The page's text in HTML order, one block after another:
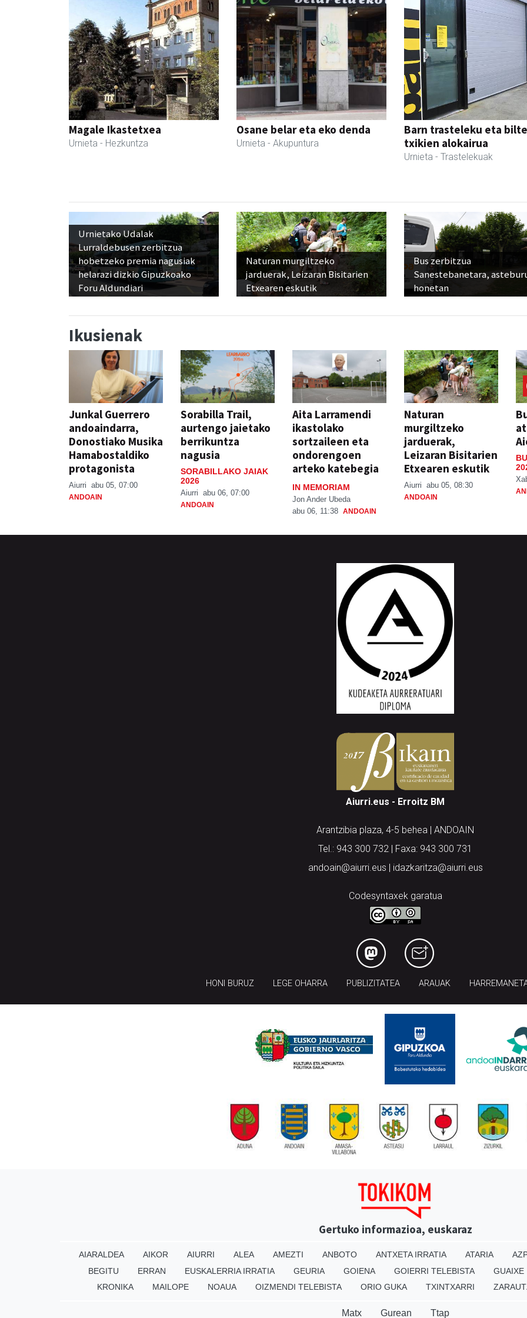
Magale Ikastetxea
Urnieta - Hezkuntza
Osane belar eta eko denda
Urnieta - Akupuntura
Barn trasteleku eta
txikien alokairua
Urnieta - Trastelekuak
Urnietako Udalak
Lurraldebusen zerbitzua
hobetzeko premia nagusiak
helarazi dizkio Gipuzkoako
Foru Aldundiari
Naturan murgiltzeko
jarduerak, Leizaran Bisitarien
Etxearen eskutik
Bus zerbitzua
Sanestebanetara,
honetan
Ikusienak
Junkal Guerrero
andoaindarra,
Donostiako Musika
Hamabostaldiko
protagonista
Aiurri abu 05, 07:00
ANDOAIN
Sorabilla Trail,
aurtengo jaietako
berrikuntza
nagusia
SORABILLAKO JAIAK
2026
Aiurri abu 06, 07:00
ANDOAIN
Aita Larramendi
ikastolako
sortzaileen eta
ondorengoen
arteko katebegia
IN MEMORIAM
Jon Ander Ubeda
abu 06, 11:38 ANDOAIN
Naturan
murgiltzeko
jarduerak,
Leizaran Bisitarien
Etxearen eskutik
Aiurri abu 05, 08:30
ANDOAIN
Aiurri.eus - Erroitz BM
Arantzibia plaza, 4-5 behea | ANDOAIN
Tel.: 943 300 732 | Faxa: 943 300 731
andoain@aiurri.eus | idazkaritza@aiurri.eus
Codesyntaxek garatua
HONI BURUZ LEGE OHARRA PUBLIZITATEA ARAUAK
Gertuko informazioa, euskaraz
AIARALDEA AIKOR AIURRI ALEA AMEZTI ANBOTO ANTXETA IRRATIA ATARIA
BEGITU
ERRAN EUSKALERRIA IRRATIA GEURIA GOIENA GOIERRI TELEBISTA GUAIXE
KRONIKA
MAILOPE NOAUA OIZMENDI TELEBISTA ORIO GUKA TXINTXARRI
Matx Gurean Ttap